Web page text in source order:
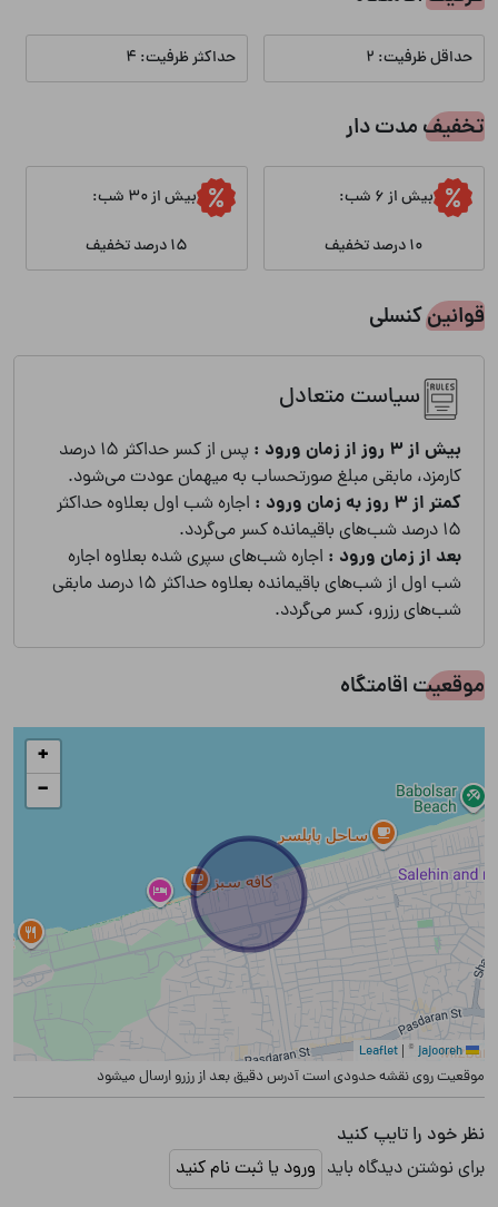
حداقل ظرفیت: 2 حداکثر ظرفیت: 4
تخفیف مدت دار
بیش از 6 شب:
10 درصد تخفیف
بیش از 30 شب:
15 درصد تخفیف
قوانین کنسلی
سیاست متعادل
بیش از 3 روز از زمان ورود :
پس از کسر حداکثر 15 درصد
کارمزد، مابقی مبلغ صورتحساب به میهمان عودت می‌شود.
کمتر از 3 روز به زمان ورود :
اجاره شب اول بعلاوه حداکثر
15 درصد شب‌های باقیمانده کسر می‌گردد.
بعد از زمان ورود : اجاره شب‌های سپری شده بعلاوه اجاره
شب اول از شب‌های باقیمانده بعلاوه حداکثر 15 درصد مابقی
شب‌های رزرو، کسر می‌گردد.
موقعیت اقامتگاه
+
−
Leaflet
| © jajooreh
موقعیت روی نقشه حدودی است آدرس دقیق بعد از رزرو ارسال میشود
نظر خود را تایپ کنید
برای نوشتن دیدگاه باید ورود یا ثبت نام کنید